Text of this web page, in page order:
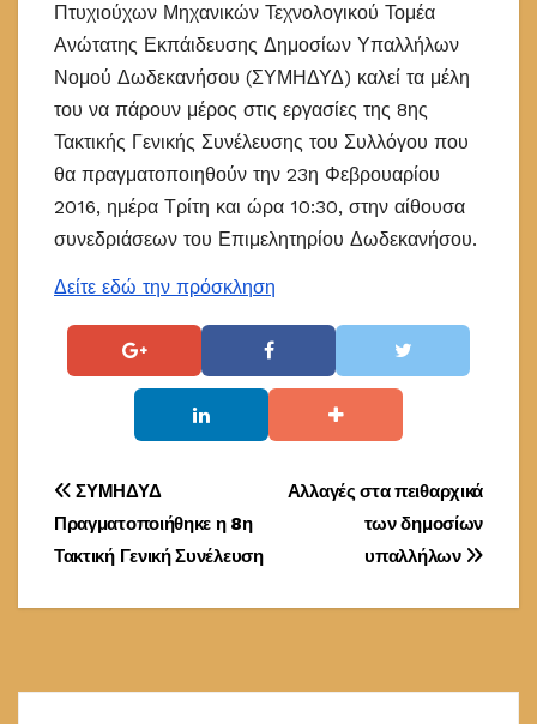
Πτυχιούχων Μηχανικών Τεχνολογικού Τομέα
Ανώτατης Εκπάιδευσης Δημοσίων Υπαλλήλων
Νομού Δωδεκανήσου (ΣΥΜΗΔΥΔ) καλεί τα μέλη
του να πάρουν μέρος στις εργασίες της 8ης
Τακτικής Γενικής Συνέλευσης του Συλλόγου που
θα πραγματοποιηθούν την 23η Φεβρουαρίου
2016, ημέρα Τρίτη και ώρα 10:30, στην αίθουσα
συνεδριάσεων του Επιμελητηρίου Δωδεκανήσου.
Δείτε εδώ την πρόσκληση
Πλοήγηση
άρθρων
Αλλαγές στα πειθαρχικά
των δημοσίων
υπαλλήλων
ΣΥΜΗΔΥΔ
Πραγματοποιήθηκε η 8η
Τακτική Γενική Συνέλευση